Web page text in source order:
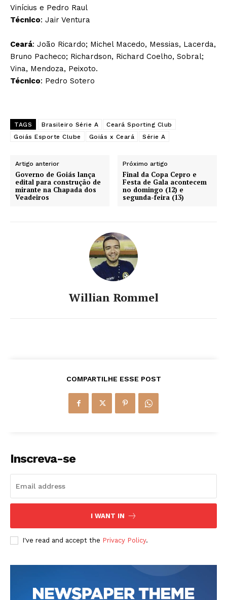
Vinícius e Pedro Raul
Técnico: Jair Ventura
Ceará: João Ricardo; Michel Macedo, Messias, Lacerda,
Bruno Pacheco; Richardson, Richard Coelho, Sobral;
Vina, Mendoza, Peixoto.
Técnico: Pedro Sotero
TAGS Brasileiro Série A
Ceará Sporting Club
Goiás Esporte Clube
Goiás x Ceará Série A
Artigo anterior
Governo de Goiás lança
edital para construção de
mirante na Chapada dos
Veadeiros
Próximo artigo
Final da Copa Cepro e
Festa de Gala acontecem
no domingo (12) e
segunda-feira (13)
Willian Rommel
COMPARTILHE ESSE POST
Inscreva-se
I WANT IN
I've read and accept the Privacy Policy.